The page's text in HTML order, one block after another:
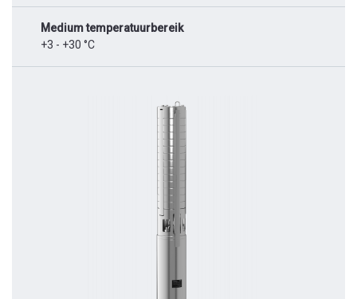
Medium temperatuurbereik
+3 - +30 °C